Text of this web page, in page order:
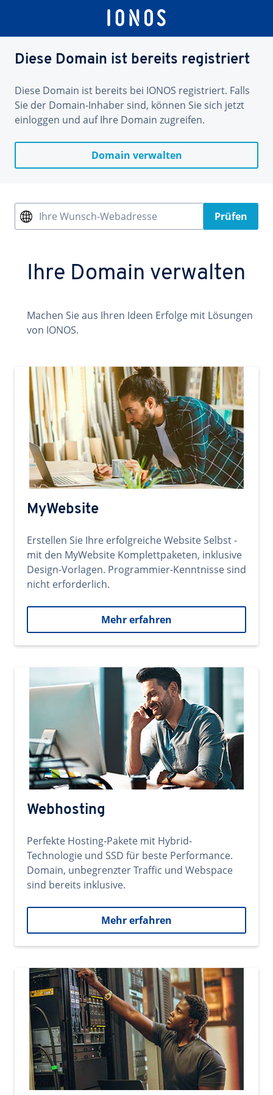
Diese Domain ist bereits registriert
Diese Domain ist bereits bei IONOS registriert. Falls
Sie der Domain-Inhaber sind, können Sie sich jetzt
einloggen und auf Ihre Domain zugreifen.
Domain verwalten
Ihre Wunsch-Webadresse Prüfen
Ihre Domain verwalten
Machen Sie aus Ihren Ideen Erfolge mit Lösungen
von IONOS.
MyWebsite
Erstellen Sie Ihre erfolgreiche Website Selbst -
mit den MyWebsite Komplettpaketen, inklusive
Design-Vorlagen. Programmier-Kenntnisse sind
nicht erforderlich.
Mehr erfahren
Webhosting
Perfekte Hosting-Pakete mit Hybrid-
Technologie und SSD für beste Performance.
Domain, unbegrenzter Traffic und Webspace
sind bereits inklusive.
Mehr erfahren